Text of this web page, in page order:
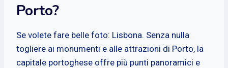
Porto?
Se volete fare belle foto: Lisbona. Senza nulla
togliere ai monumenti e alle attrazioni di Porto, la
capitale portoghese offre più punti panoramici e